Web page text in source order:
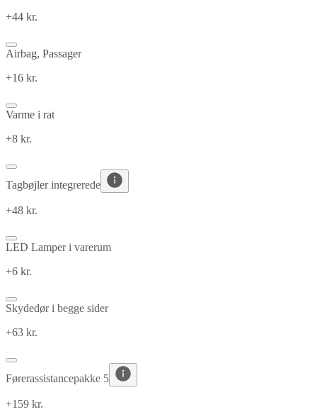
+44 kr.
Airbag, Passager
+16 kr.
Varme i rat
+8 kr.
Tagbøjler integrerede
+48 kr.
LED Lamper i varerum
+6 kr.
Skydedør i begge sider
+63 kr.
Førerassistancepakke 5
+159 kr.